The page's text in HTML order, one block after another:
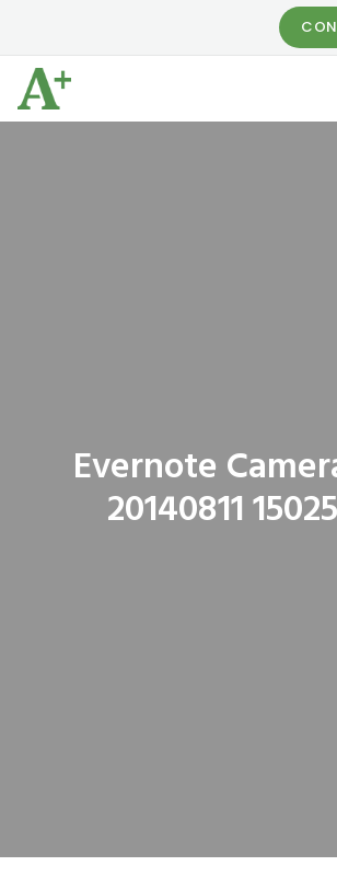
Evernote
20140811